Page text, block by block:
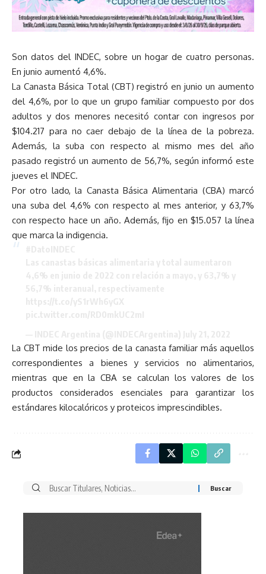
Son datos del INDEC, sobre un hogar de cuatro personas.
En junio aumentó 4,6%.
La Canasta Básica Total (CBT) registró en junio un aumento
del 4,6%, por lo que un grupo familiar compuesto por dos
adultos y dos menores necesitó contar con ingresos por
$104.217 para no caer debajo de la línea de la pobreza.
Además, la suba con respecto al mismo mes del año
pasado registró un aumento de 56,7%, según informó este
jueves el INDEC.
Por otro lado, la Canasta Básica Alimentaria (CBA) marcó
una suba del 4,6% con respecto al mes anterior, y 63,7%
con respecto hace un año. Además, fijo en $15.057 la línea
que marca la indigencia.
La CBT mide los precios de la canasta familiar más aquellos
correspondientes a bienes y servicios no alimentarios,
mientras que en la CBA se calculan los valores de los
productos considerados esenciales para garantizar los
estándares kilocalóricos y proteicos imprescindibles.
Buscar